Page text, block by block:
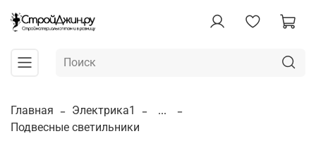
Главная Электрика1
...
Подвесные светильники